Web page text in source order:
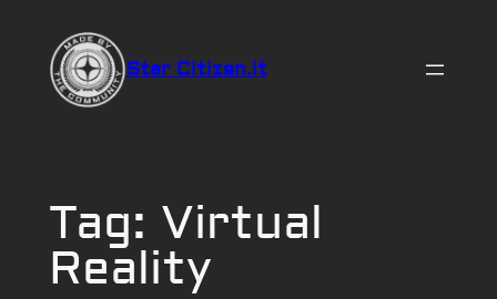
contenuto
Star Citizen.it
Tag: Virtual
Reality